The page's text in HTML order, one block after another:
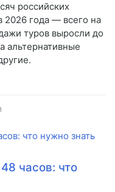
российских
2026 года — всего на
туров выросли до
альтернативные
часов: что